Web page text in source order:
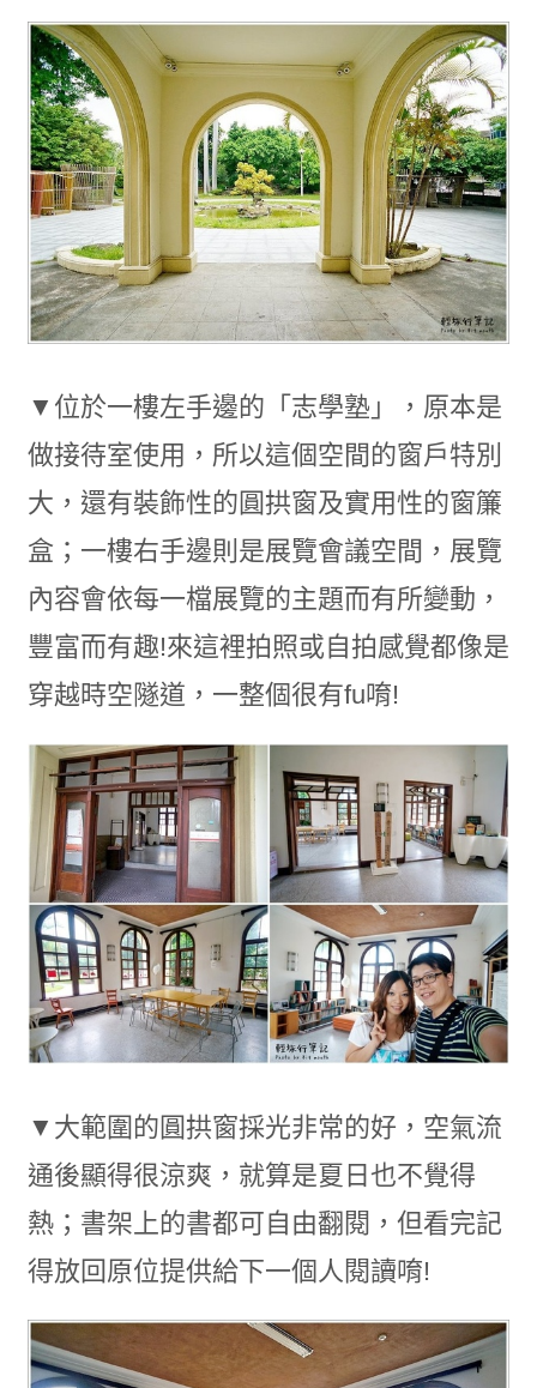
▼位於一樓左手邊的「志學塾」，原本是
做接待室使用，所以這個空間的窗戶特別
大，還有裝飾性的圓拱窗及實用性的窗簾
盒；一樓右手邊則是展覽會議空間，展覽
內容會依每一檔展覽的主題而有所變動，
豐富而有趣!來這裡拍照或自拍感覺都像是
穿越時空隧道，一整個很有fu唷!
▼大範圍的圓拱窗採光非常的好，空氣流
通後顯得很涼爽，就算是夏日也不覺得
熱；書架上的書都可自由翻閱，但看完記
得放回原位提供給下一個人閱讀唷!